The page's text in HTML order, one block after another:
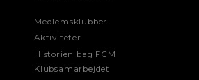
Medlemsklubber
Aktiviteter
Historien bag FCM
Klubsamarbejdet